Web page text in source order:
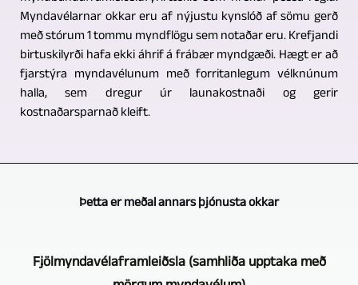
Myndavélarnar okkar eru af nýjustu kynslóð af sömu gerð
með stórum 1 tommu myndflögu sem notaðar eru. Krefjandi
birtuskilyrði hafa ekki áhrif á frábær myndgæði. Hægt er að
fjarstýra myndavélunum með forritanlegum vélknúnum
halla, sem dregur úr launakostnaði og gerir
kostnaðarsparnað kleift.
Þetta er meðal annars þjónusta okkar
Fjölmyndavélaframleiðsla (samhliða upptaka með